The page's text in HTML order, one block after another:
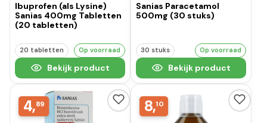
Ibuprofen (als Lysine)
Sanias 400mg Tabletten
(20 tabletten)
20 tabletten Op voorraad
Bekijk product
Sanias Paracetamol
500mg (30 stuks)
30 stuks Op voorraad
Bekijk product
4,89 8,10